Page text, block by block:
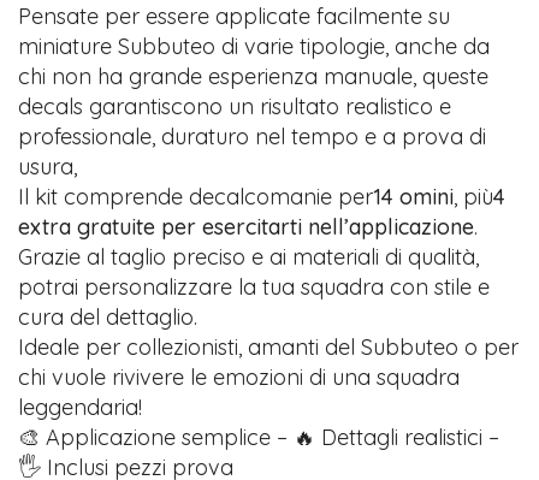
Pensate per essere applicate facilmente su
miniature Subbuteo di varie tipologie, anche da
chi non ha grande esperienza manuale, queste
decals garantiscono un risultato realistico e
professionale, duraturo nel tempo e a prova di
usura,
Il kit comprende decalcomanie per14 omini, più4
extra gratuite per esercitarti nell’applicazione.
Grazie al taglio preciso e ai materiali di qualità,
potrai personalizzare la tua squadra con stile e
cura del dettaglio.
Ideale per collezionisti, amanti del Subbuteo o per
chi vuole rivivere le emozioni di una squadra
leggendaria!
🎨 Applicazione semplice – 🔥 Dettagli realistici –
🖐️ Inclusi pezzi prova